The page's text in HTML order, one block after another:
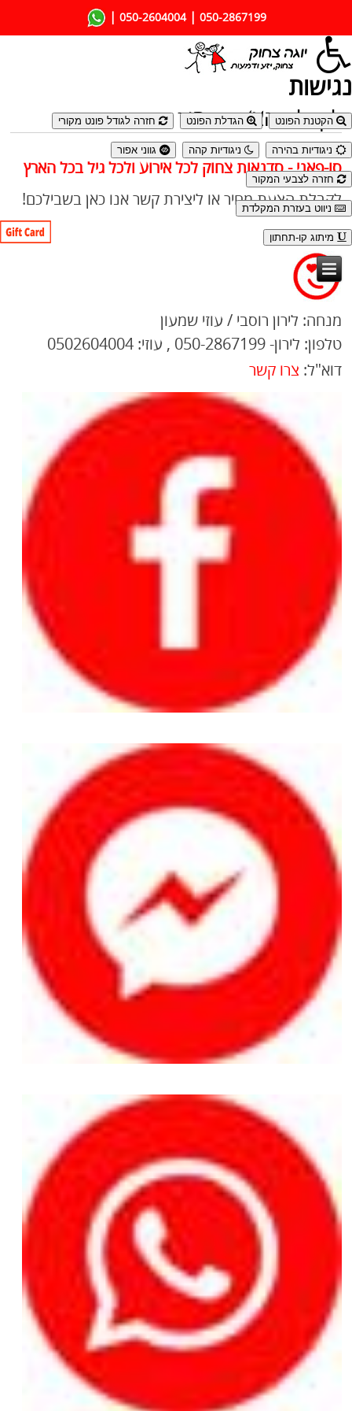
050-2867199
|
050-2604004
|
נגישות
הקטנת הפונט הגדלת הפונט חזרה לגודל פונט מקורי
ניגודיות בהירה ניגודיות קהה גווני אפור
חזרה לצבעי המקור
ניווט בעזרת המקלדת
מיתוג קו-תחתון
לקבלת הצעת מחיר
סו-פאני - סדנאות צחוק לכל אירוע ולכל גיל בכל הארץ
לקבלת הצעת מחיר או ליצירת קשר אנו כאן בשבילכם!
מנחה: לירון רוסבי / עוזי שמעון
טלפון: לירון- 050-2867199 , עוזי: 0502604004
דוא"ל: צרו קשר